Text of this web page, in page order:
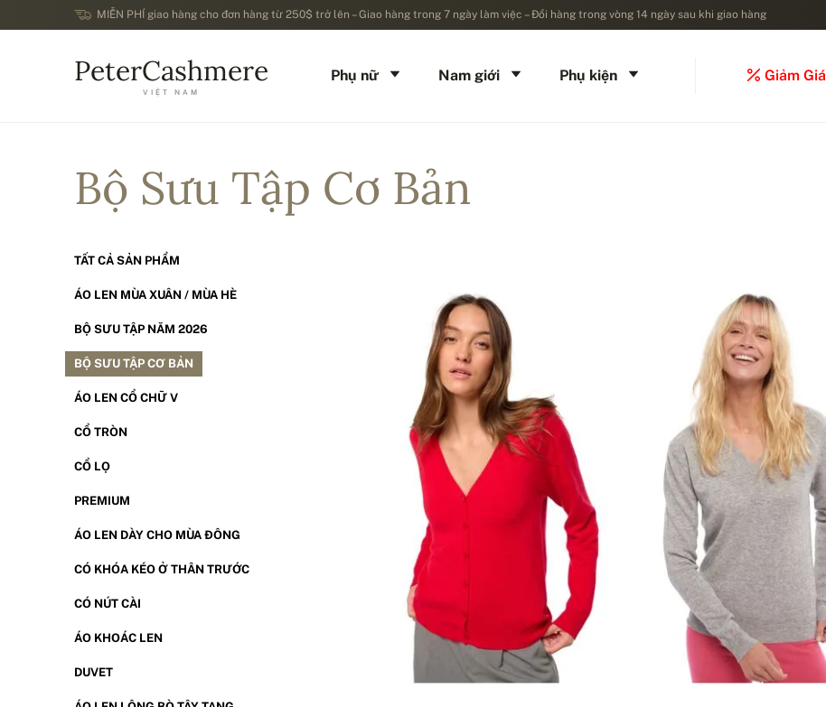
MIỄN PHÍ giao hàng cho đơn hàng từ 250$ trở lên – Giao hàng trong 7 ngày làm việc – Đổi hàng trong vòng 14 ngày sau khi giao hàng
PeterCashmere
VIỆT NAM
Phụ nữ Nam giới Phụ kiện Giảm Giá
Bộ Sưu Tập Cơ Bản
TẤT CẢ SẢN PHẨM
ÁO LEN MÙA XUÂN / MÙA HÈ
BỘ SƯU TẬP NĂM 2026
BỘ SƯU TẬP CƠ BẢN
ÁO LEN CỔ CHỮ V
CỔ TRÒN
CỔ LỌ
PREMIUM
ÁO LEN DÀY CHO MÙA ĐÔNG
CÓ KHÓA KÉO Ở THÂN TRƯỚC
CÓ NÚT CÀI
ÁO KHOÁC LEN
DUVET